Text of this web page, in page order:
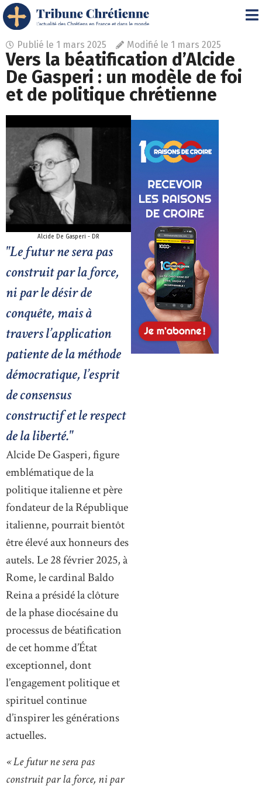
Publié le 1 mars 2025 Modifié le 1 mars 2025
Vers la béatification d’Alcide
De Gasperi : un modèle de foi
et de politique chrétienne
Alcide De Gasperi - DR
"Le futur ne sera pas
construit par la force,
ni par le désir de
conquête, mais à
travers l’application
patiente de la méthode
démocratique, l’esprit
de consensus
constructif et le respect
de la liberté."
Alcide De Gasperi, figure
emblématique de la
politique italienne et père
fondateur de la République
italienne, pourrait bientôt
être élevé aux honneurs des
autels. Le 28 février 2025, à
Rome, le cardinal Baldo
Reina a présidé la clôture
de la phase diocésaine du
processus de béatification
de cet homme d’État
exceptionnel, dont
l’engagement politique et
spirituel continue
d’inspirer les générations
actuelles.
« Le futur ne sera pas
construit par la force, ni par